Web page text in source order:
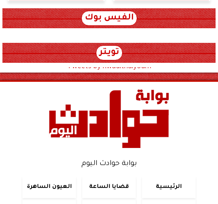
الفيس بوك
تويتر
Tweets by hwadithalyoum
بوابة حوادث اليوم
الرئيسية قضايا الساعة العيون الساهرة